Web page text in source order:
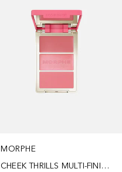
MORPHE
CHEEK THRILLS MULTI-FINISH FACE TRIO - HONEYMOON SUITE